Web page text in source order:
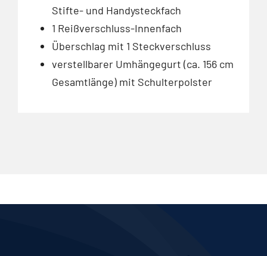
Stifte- und Handysteckfach
1 Reißverschluss-Innenfach
Überschlag mit 1 Steckverschluss
verstellbarer Umhängegurt (ca. 156 cm
Gesamtlänge) mit Schulterpolster